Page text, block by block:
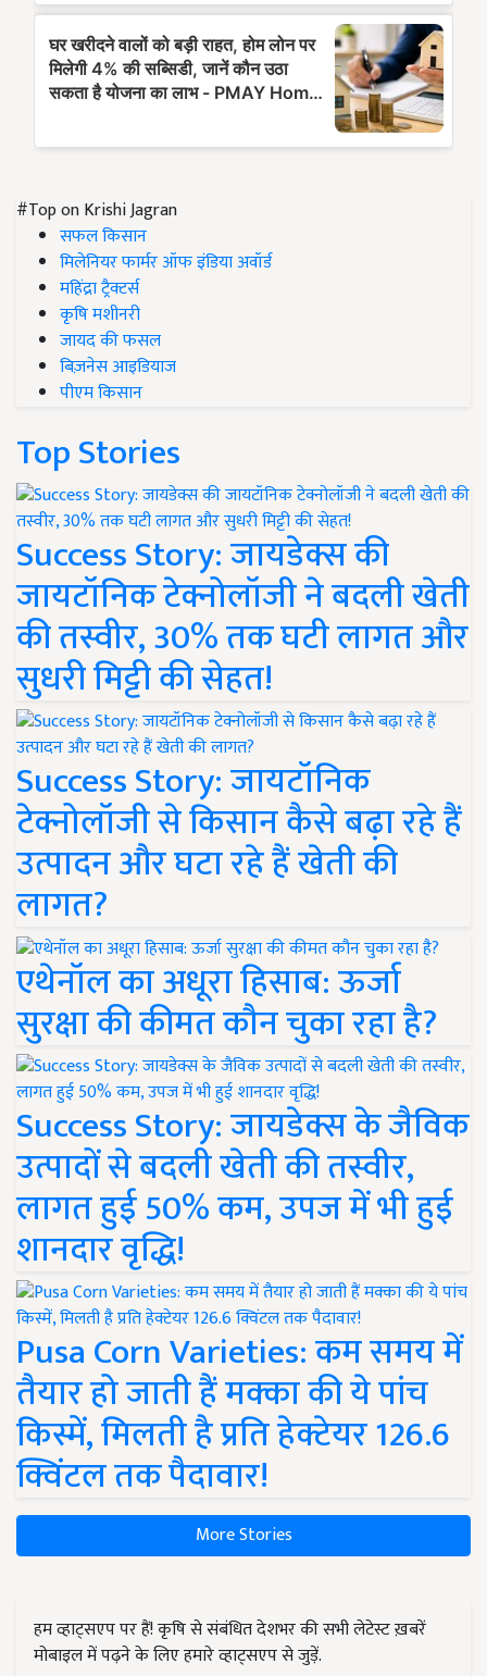
#Top on Krishi Jagran
सफल किसान
मिलेनियर फार्मर ऑफ इंडिया अवॉर्ड
महिंद्रा ट्रैक्टर्स
कृषि मशीनरी
जायद की फसल
बिज़नेस आइडियाज
पीएम किसान
Top Stories
Success Story: जायडेक्स की
जायटॉनिक टेक्नोलॉजी ने बदली खेती
की तस्वीर, 30% तक घटी लागत और
सुधरी मिट्टी की सेहत!
Success Story: जायटॉनिक
टेक्नोलॉजी से किसान कैसे बढ़ा रहे हैं
उत्पादन और घटा रहे हैं खेती की
लागत?
एथेनॉल का अधूरा हिसाब: ऊर्जा
सुरक्षा की कीमत कौन चुका रहा है?
Success Story: जायडेक्स के जैविक
उत्पादों से बदली खेती की तस्वीर,
लागत हुई 50% कम, उपज में भी हुई
शानदार वृद्धि!
Pusa Corn Varieties: कम समय में
तैयार हो जाती हैं मक्का की ये पांच
किस्में, मिलती है प्रति हेक्टेयर 126.6
क्विंटल तक पैदावार!
More Stories
हम व्हाट्सएप पर हैं! कृषि से संबंधित देशभर की सभी लेटेस्ट ख़बरें
मोबाइल में पढ़ने के लिए हमारे व्हाट्सएप से जुड़ें.